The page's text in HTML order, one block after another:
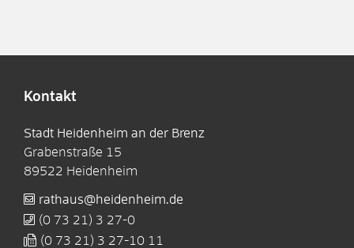
Kontakt
Stadt Heidenheim an der Brenz
Grabenstraße 15
89522 Heidenheim
rathaus@heidenheim.de
(0 73 21) 3 27-0
(0 73 21) 3 27-10 11